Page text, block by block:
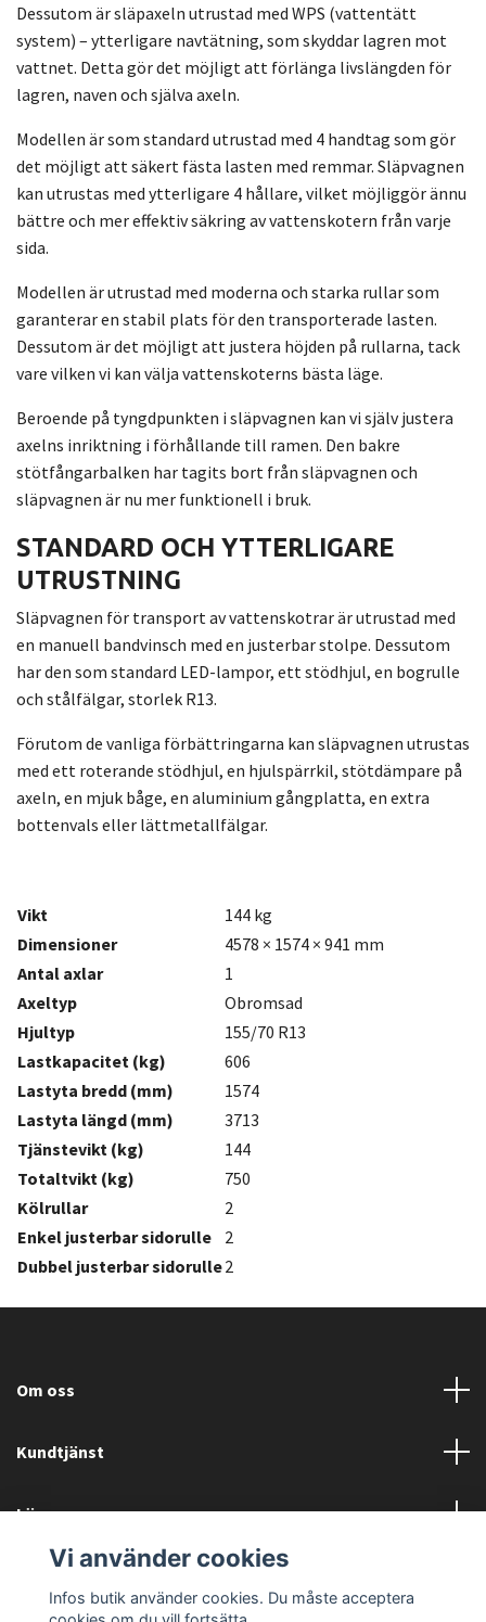
Dessutom är släpaxeln utrustad med WPS (vattentätt
system) – ytterligare navtätning, som skyddar lagren mot
vattnet. Detta gör det möjligt att förlänga livslängden för
lagren, naven och själva axeln.
Modellen är som standard utrustad med 4 handtag som gör
det möjligt att säkert fästa lasten med remmar. Släpvagnen
kan utrustas med ytterligare 4 hållare, vilket möjliggör ännu
bättre och mer effektiv säkring av vattenskotern från varje
sida.
Modellen är utrustad med moderna och starka rullar som
garanterar en stabil plats för den transporterade lasten.
Dessutom är det möjligt att justera höjden på rullarna, tack
vare vilken vi kan välja vattenskoterns bästa läge.
Beroende på tyngdpunkten i släpvagnen kan vi själv justera
axelns inriktning i förhållande till ramen. Den bakre
stötfångarbalken har tagits bort från släpvagnen och
släpvagnen är nu mer funktionell i bruk.
STANDARD OCH YTTERLIGARE
UTRUSTNING
Släpvagnen för transport av vattenskotrar är utrustad med
en manuell bandvinsch med en justerbar stolpe. Dessutom
har den som standard LED-lampor, ett stödhjul, en bogrulle
och stålfälgar, storlek R13.
Förutom de vanliga förbättringarna kan släpvagnen utrustas
med ett roterande stödhjul, en hjulspärrkil, stötdämpare på
axeln, en mjuk båge, en aluminium gångplatta, en extra
bottenvals eller lättmetallfälgar.
Vikt
144 kg
Dimensioner
4578 × 1574 × 941 mm
Antal axlar
1
Axeltyp
Obromsad
Hjultyp
155/70 R13
Lastkapacitet (kg)
606
Lastyta bredd (mm)
1574
Lastyta längd (mm)
3713
Tjänstevikt (kg)
144
Totaltvikt (kg)
750
Kölrullar
2
Enkel justerbar sidorulle
2
Dubbel justerbar sidorulle2
Om oss
Kundtjänst
Läs mer
Sociala medier
Vi använder cookies
Infos butik använder cookies. Du måste acceptera